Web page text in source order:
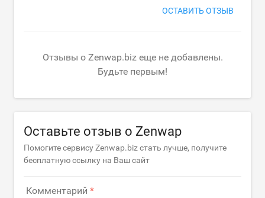
ОСТАВИТЬ ОТЗЫВ
Отзывы о Zenwap.biz еще не добавлены.
Будьте первым!
Оставьте отзыв о Zenwap
Помогите сервису Zenwap.biz стать лучше, получите
бесплатную ссылку на Ваш сайт
Комментарий